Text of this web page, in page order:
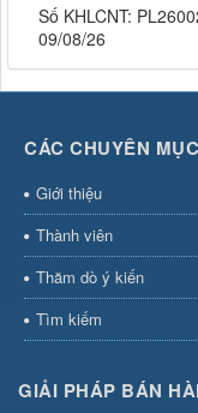
Số KHLCNT:
09/08/26
CÁC CHUYÊN
Giới thiệu
Thành viên
Thăm dò ý kiến
Tìm kiếm
GIẢI PHÁP BÁN